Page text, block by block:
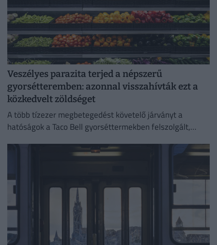
Veszélyes parazita terjed a népszerű
gyorsétteremben: azonnal visszahívták ezt a
közkedvelt zöldséget
A több tízezer megbetegedést követelő járványt a
hatóságok a Taco Bell gyorséttermekben felszolgált,